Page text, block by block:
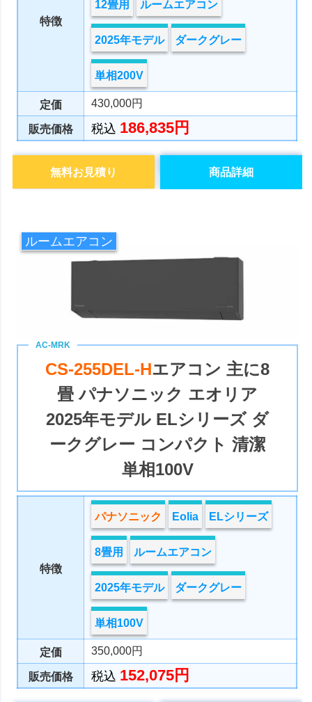
特徴
12畳用 ルームエアコン
2025年モデル ダークグレー
単相200V
定価 430,000円
販売価格 税込 186,835円
商品詳細
無料お見積り
ルームエアコン
CS-255DEL-Hエアコン 主に8
畳 パナソニック エオリア
2025年モデル ELシリーズ ダ
ークグレー コンパクト 清潔
単相100V
特徴
パナソニック Eolia ELシリーズ
8畳用 ルームエアコン
2025年モデル ダークグレー
単相100V
定価 350,000円
販売価格 税込 152,075円